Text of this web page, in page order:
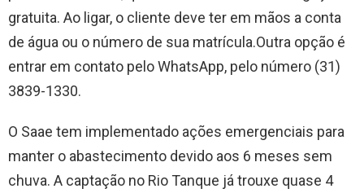
gratuita. Ao ligar, o cliente deve ter em mãos a conta
de água ou o número de sua matrícula.Outra opção é
entrar em contato pelo WhatsApp, pelo número (31)
3839-1330.
O Saae tem implementado ações emergenciais para
manter o abastecimento devido aos 6 meses sem
chuva. A captação no Rio Tanque já trouxe quase 4